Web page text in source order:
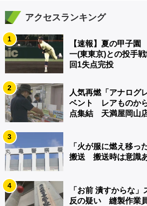
アクセスランキング
1
【速報】夏の甲子
一(東東京)との投手
回1失点完投
2
人気再燃「アナログ
ベント レアものか
点集結 天満屋岡山
3
「火が服に燃え移っ
搬送 搬送時は意識
4
「お前 潰すからな
反の疑い 縫製作業